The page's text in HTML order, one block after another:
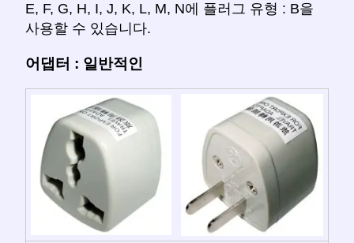
E, F, G, H, I, J, K, L, M, N에 플러그 유형 : B을
사용할 수 있습니다.
어댑터 : 일반적인